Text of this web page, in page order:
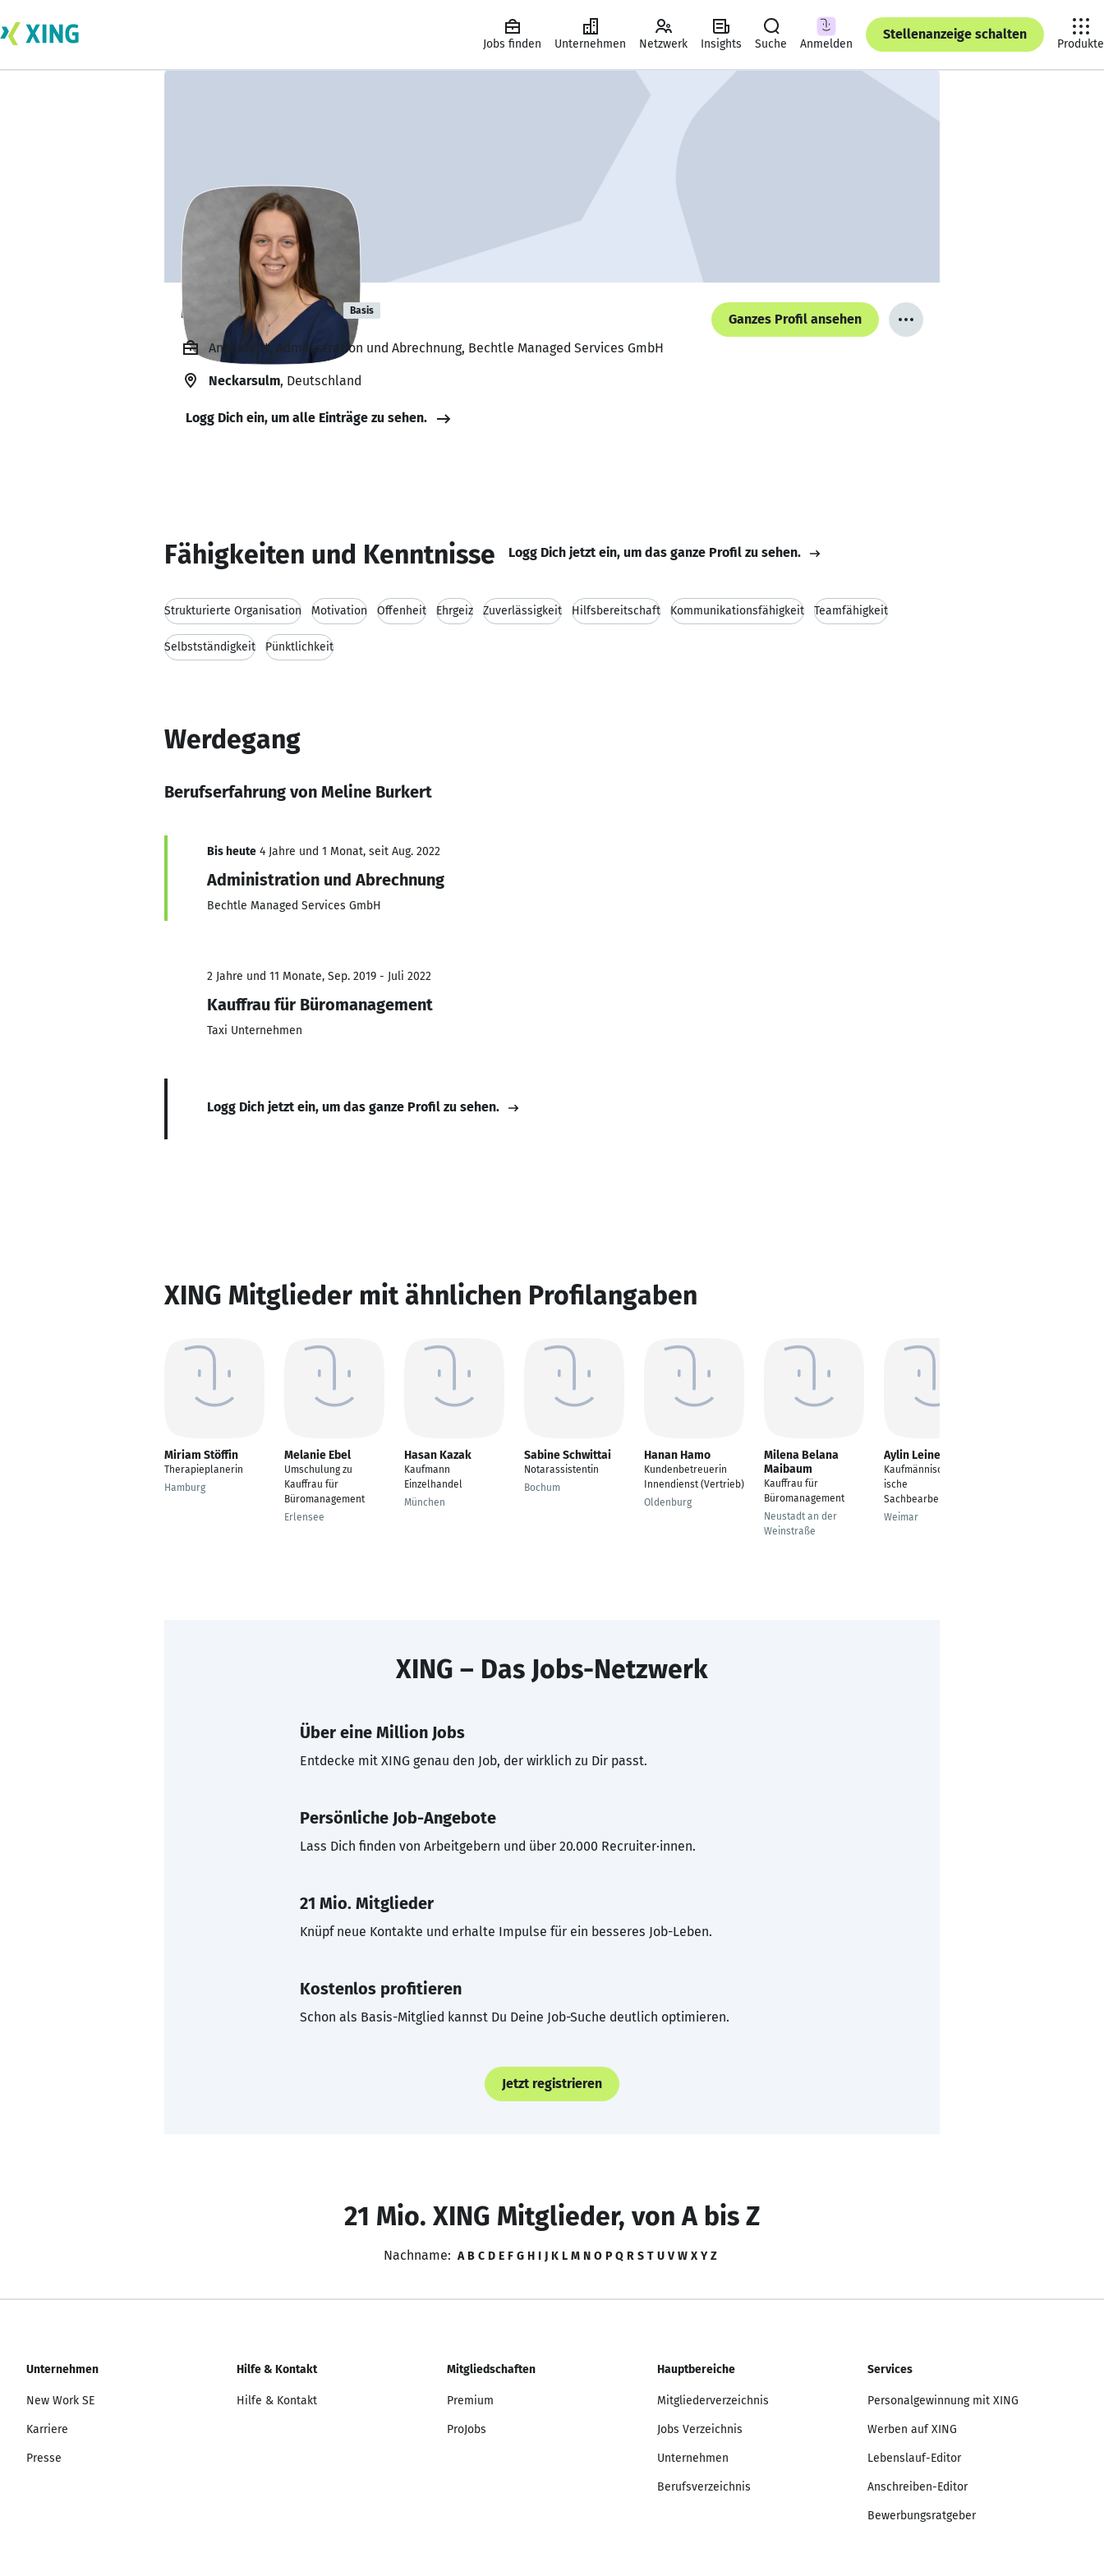
Jobs finden Unternehmen Netzwerk Insights Suche Anmelden
Stellenanzeige schalten
Produkte
Meline Burkert Basis
Ganzes Profil ansehen
Angestellt, Administration und Abrechnung, Bechtle Managed Services GmbH
Neckarsulm, Deutschland
Logg Dich ein, um alle Einträge zu sehen.
Fähigkeiten und Kenntnisse Logg Dich jetzt ein, um das ganze Profil zu sehen.
Strukturierte Organisation Motivation Offenheit Ehrgeiz Zuverlässigkeit Hilfsbereitschaft Kommunikationsfähigkeit Teamfähigkeit
Selbstständigkeit Pünktlichkeit
Werdegang
Berufserfahrung von Meline Burkert
Bis heute 4 Jahre und 1 Monat, seit Aug. 2022
Administration und Abrechnung
Bechtle Managed Services GmbH
2 Jahre und 11 Monate, Sep. 2019 - Juli 2022
Kauffrau für Büromanagement
Taxi Unternehmen
Logg Dich jetzt ein, um das ganze Profil zu sehen.
XING Mitglieder mit ähnlichen Profilangaben
Miriam Stöffin
Therapieplanerin
Hamburg
Melanie Ebel
Umschulung zu
Kauffrau für
Büromanagement
Erlensee
Hasan Kazak
Kaufmann
Einzelhandel
München
Sabine Schwittai
Notarassistentin
Bochum
Hanan Hamo
Kundenbetreuerin
Innendienst (Vertrieb)
Oldenburg
Milena Belana
Maibaum
Kauffrau für
Büromanagement
Neustadt an der
Weinstraße
Aylin Leiner
Kaufmännische/techn
ische
Sachbearbeiterin
Weimar
XING – Das Jobs-Netzwerk
Über eine Million Jobs
Entdecke mit XING genau den Job, der wirklich zu Dir passt.
Persönliche Job-Angebote
Lass Dich finden von Arbeitgebern und über 20.000 Recruiter·innen.
21 Mio. Mitglieder
Knüpf neue Kontakte und erhalte Impulse für ein besseres Job-Leben.
Kostenlos profitieren
Schon als Basis-Mitglied kannst Du Deine Job-Suche deutlich optimieren.
Jetzt registrieren
21 Mio. XING Mitglieder, von A bis Z
Nachname: A B C D E F G H I J K L M N O P Q R S T U V W X Y Z
Unternehmen
New Work SE
Karriere
Presse
Hilfe & Kontakt
Hilfe & Kontakt
Mitgliedschaften
Premium
ProJobs
Hauptbereiche
Mitgliederverzeichnis
Jobs Verzeichnis
Unternehmen
Berufsverzeichnis
Services
Personalgewinnung mit XING
Werben auf XING
Lebenslauf-Editor
Anschreiben-Editor
Bewerbungsratgeber